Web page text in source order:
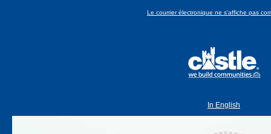
Le courrier électronique ne s'affiche pas
In English